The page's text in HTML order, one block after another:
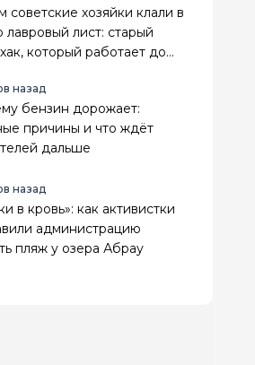
советские хозяйки клали в
лавровый лист: старый
который работает до
назад
бензин дорожает:
причины и что ждёт
дальше
назад
в кровь»: как активистки
администрацию
пляж у озера Абрау